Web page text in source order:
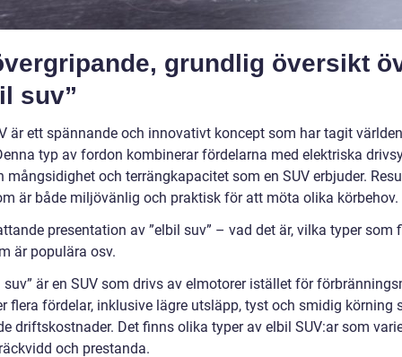
grundlig översikt
suv”
är ett spännande och innovativt koncept som har tagit
typ av fordon kombinerar fördelarna med elektriska
mångsidighet och terrängkapacitet som en SUV erbjuder.
är både miljövänlig och praktisk för att möta olika körbehov.
presentation av ”elbil suv” – vad det är, vilka typer som
är populära osv.
suv” är en SUV som drivs av elmotorer istället för
flera fördelar, inklusive lägre utsläpp, tyst och smidig körning
driftskostnader. Det finns olika typer av elbil SUV:ar som
och prestanda.